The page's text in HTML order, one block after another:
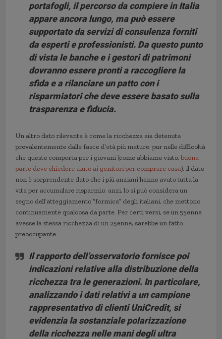
portafogli, il percorso da compiere in Italia
appare ancora lungo, ma può essere
supportato da servizi di consulenza forniti
da esperti e professionisti. Da questo punto
di vista le banche e i gestori di patrimoni
dovranno essere pronti a raccogliere la
sfida e a rilanciare un patto con i
risparmiatori che deve essere basato sulla
trasparenza e fiducia.
Un altro dato rilevante è come la ricchezza sia detenuta
prevalentemente dalle fasce d’età più mature: pur nelle difficoltà
che questo comporta per i giovani (come abbiamo visto,buona
parte deve chiedere aiuto ai genitori per comprare casa), il dato
non è sorprendente dato che i più anziani hanno avuto tutta la
vita per accumulare risparmio: anzi, lo si può considera un
segno dell’atteggiamento “formica” degli italiani, che mettono
continuamente qualcosa da parte. Per certi versi, se un 55enne
avesse la stessa ricchezza di un 25enne, sarebbe un fatto
preoccupante.
Il rapporto dell’osservatorio fornisce poi
indicazioni relative alla distribuzione della
ricchezza tra le generazioni. In particolare,
analizzando i dati relativi a un campione
rappresentativo di clienti UniCredit, si
evidenzia lasostanziale polarizzazione
della ricchezza nelle mani degli ultra